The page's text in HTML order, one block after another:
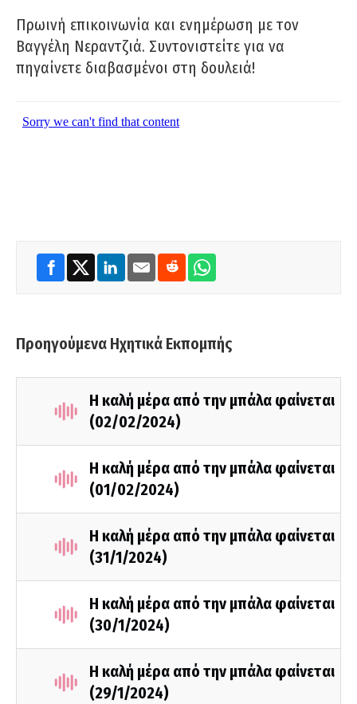
Πρωινή επικοινωνία και ενημέρωση με τον
Βαγγέλη Νεραντζιά. Συντονιστείτε για να
πηγαίνετε διαβασμένοι στη δουλειά!
Προηγούμενα Ηχητικά Εκπομπής
Η καλή μέρα από την μπάλα φαίνεται
(02/02/2024)
Η καλή μέρα από την μπάλα φαίνεται
(01/02/2024)
Η καλή μέρα από την μπάλα φαίνεται
(31/1/2024)
Η καλή μέρα από την μπάλα φαίνεται
(30/1/2024)
Η καλή μέρα από την μπάλα φαίνεται
(29/1/2024)